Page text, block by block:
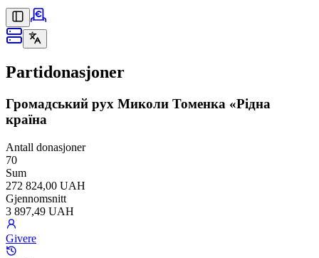
Partidonasjoner
Громадський рух Миколи Томенка «Рідна
країна
Antall donasjoner
70
Sum
272 824,00 UAH
Gjennomsnitt
3 897,49 UAH
Givere